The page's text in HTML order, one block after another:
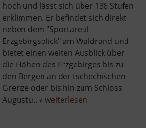
hoch und lässt sich über 136 Stufen
erklimmen. Er befindet sich direkt
neben dem "Sportareal
Erzgebirgsblick" am Waldrand und
bietet einen weiten Ausblick über
die Höhen des Erzgebirges bis zu
den Bergen an der tschechischen
Grenze oder bis hin zum Schloss
Augustu.. »weiterlesen